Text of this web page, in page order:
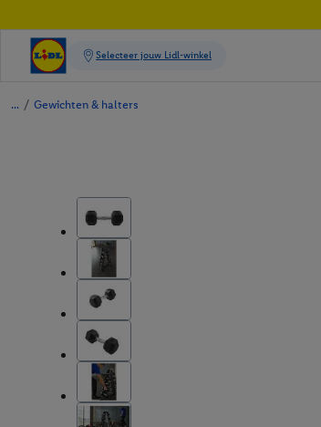
/ Gewichten & halters